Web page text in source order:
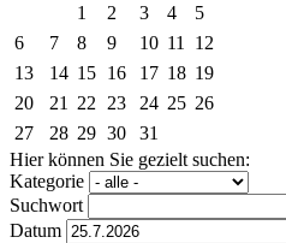
1
2 3 4
5
6
7 8 9 10 11
12
13
14 15 16 17 18 19
20
21 22 23 24 25 26
27
28 29 30
31
Hier können Sie gezielt suchen:
Kategorie
Suchwort
Datum